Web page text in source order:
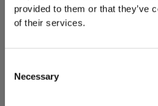
provided to them or that they’ve
of their services.
Selection
Necessary